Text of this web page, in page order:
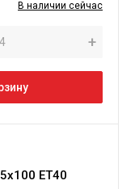
В наличии сейчас
+
ET40